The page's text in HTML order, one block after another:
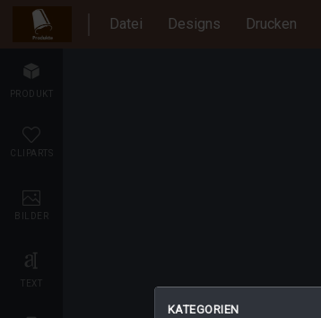
Datei Designs Drucken
PRODUKT
CLIPARTS
BILDER
TEXT
KATEGORIEN